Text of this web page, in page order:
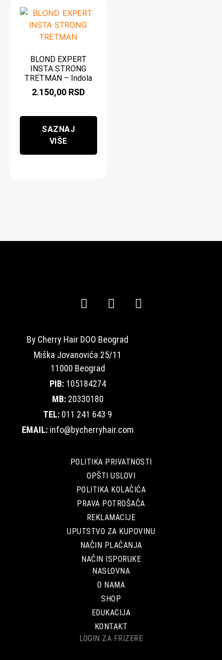
BLOND EXPERT
INSTA STRONG
TRETMAN – Indola
2.150,00 RSD
SAZNAJ
VIŠE
By Cherry Hair DOO Beograd
Miška Jovanovića 25/11
11000 Beograd
PIB:105184274
MB:20330180
TEL: 011 241 643 9
EMAIL:info@bycherryhair.com
POLITIKA PRIVATNOSTI
OPŠTI USLOVI
POLITIKA KOLAČIĆA
PRAVA POTROŠAČA
REKLAMACIJE
UPUTSTVO ZA KUPOVINU
NAČIN PLAĆANJA
NAČIN ISPORUKE
NASLOVNA
O NAMA
SHOP
EDUKACIJA
KONTAKT
LOGIN ZA FRIZERE